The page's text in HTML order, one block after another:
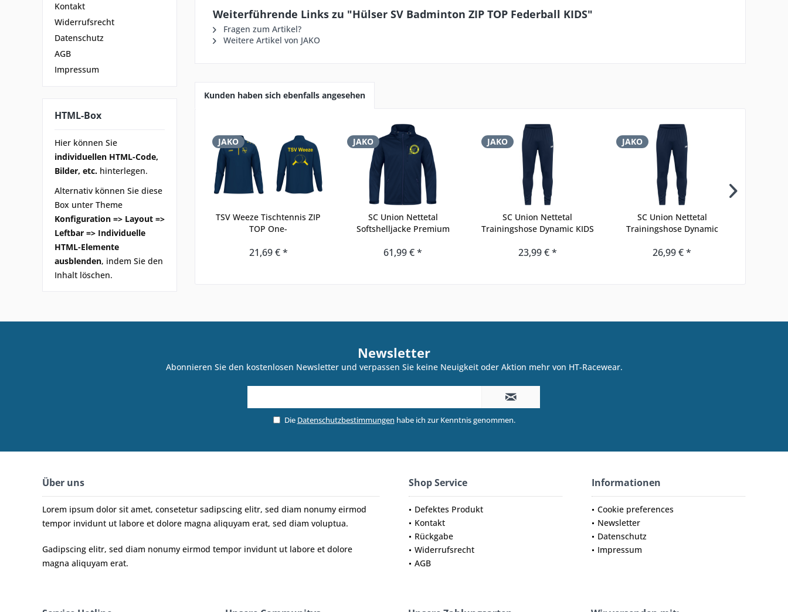
Kontakt
Widerrufsrecht
Datenschutz
AGB
Impressum
HTML-Box
Hier können Sie
individuellen HTML-Code,
Bilder, etc. hinterlegen.
Alternativ können Sie diese
Box unter Theme
Konfiguration => Layout =>
Leftbar => Individuelle
HTML-Elemente
ausblenden, indem Sie den
Inhalt löschen.
Weiterführende Links zu "Hülser SV Badminton ZIP TOP Federball KIDS"
Fragen zum Artikel?
Weitere Artikel von JAKO
Kunden haben sich ebenfalls angesehen
JAKO
TSV Weeze Tischtennis ZIP
TOP One-
21,69 € *
JAKO
SC Union Nettetal
Softshelljacke Premium
61,99 € *
JAKO
SC Union Nettetal
Trainingshose Dynamic KIDS
23,99 € *
JAKO
SC Union Nettetal
Trainingshose Dynamic
26,99 € *
Newsletter
Abonnieren Sie den kostenlosen Newsletter und verpassen Sie keine Neuigkeit oder Aktion mehr von HT-Racewear.
Die Datenschutzbestimmungen habe ich zur Kenntnis genommen.
Über uns
Lorem ipsum dolor sit amet, consetetur sadipscing elitr, sed diam nonumy eirmod
tempor invidunt ut labore et dolore magna aliquyam erat, sed diam voluptua.
Gadipscing elitr, sed diam nonumy eirmod tempor invidunt ut labore et dolore
magna aliquyam erat.
Shop Service
Defektes Produkt
Kontakt
Rückgabe
Widerrufsrecht
AGB
Informationen
Cookie preferences
Newsletter
Datenschutz
Impressum